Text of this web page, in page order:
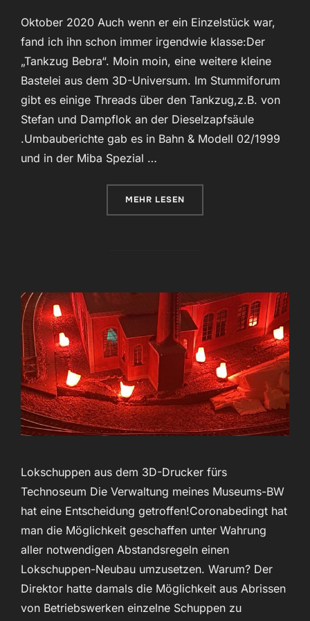
Oktober 2020 Auch wenn er ein Einzelstück war,
fand ich ihn schon immer irgendwie klasse:Der
„Tankzug Bebra“. Moin moin, eine weitere kleine
Bastelei aus dem 3D-Universum. Im Stummiforum
gibt es einige Threads über den Tankzug,z.B. von
Stefan und Dampflok an der Dieselzapfsäule
.Umbauberichte gab es in Bahn & Modell 02/1999
und in der Miba Spezial …
MEHR ÜBER „TANKZUG BEBRA“
LESEN
Lokschuppen aus dem 3D-Drucker fürs
Technoseum Die Verwaltung meines Museums-BW
hat eine Entscheidung getroffen!Coronabedingt hat
man die Möglichkeit geschaffen unter Wahrung
aller notwendigen Abstandsregeln einen
Lokschuppen-Neubau umzusetzen. Warum? Der
Direktor hatte damals die Möglichkeit aus Abrissen
von Betriebswerken einzelne Schuppen zu